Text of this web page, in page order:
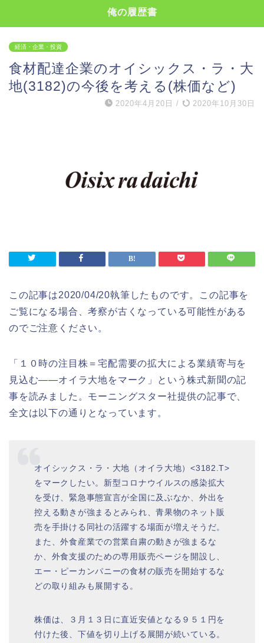
俺の履歴書
経済・企業・投資
食材配達企業のオイシックス・ラ・大
地(3182)の今後を考える(株価など)
2020年4月20日 / 2020年10月30日
この記事は2020/04/20執筆したものです。この記事を
ご覧になる場合、考察が古くなっている可能性がある
のでご注意ください。
「１０時の注目株＝宅配需要の拡大による業績寄与を
見込む――オイラ大地をマーク」という株式新聞の記
事を読みました。モーニングスター社提供の記事で、
全文は以下の通りとなっています。
オイシックス・ラ・大地（オイラ大地）<3182.T>
をマークしたい。新型コロナウイルスの感染拡大
を受け、緊急事態宣言が全国に及ぶなか、外出を
控える動きが強まるとみられ、青果物のネット販
売を手掛ける同社の活躍する場面が増えそうだ。
また、外食産業での営業自粛の動きが強まるな
か、外食支援のための専用販売ページを開設し、
エー・ピーカンパニーの食材の販売を開始するな
どの取り組みも展開する。
株価は、３月１３日に直近安値となる９５１円を
付けた後、下値を切り上げる展開が続いている。